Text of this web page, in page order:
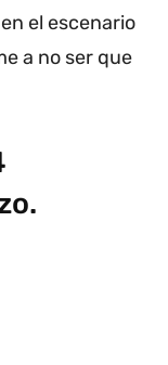
el escenario
a no ser que